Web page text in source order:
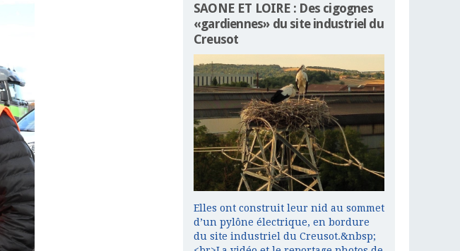
SAONE ET LOIRE : Des cigognes
«gardiennes» du site industriel du
Creusot
Elles ont construit leur nid au sommet
d’un pylône électrique, en bordure
du site industriel du Creusot.&nbsp;